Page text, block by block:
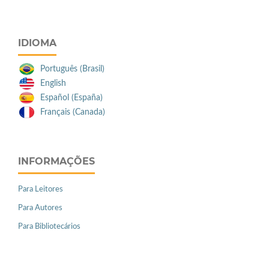
IDIOMA
Português (Brasil)
English
Español (España)
Français (Canada)
INFORMAÇÕES
Para Leitores
Para Autores
Para Bibliotecários